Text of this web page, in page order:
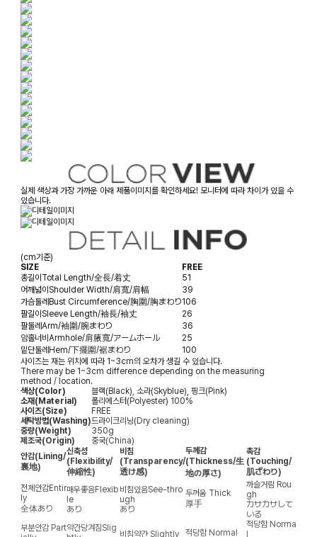
실제 색상과 가장 가까운 아래 제품이미지를 확인하세요! 모니터에 따라 차이가 있을 수
있습니다.
(cm기준)
SIZE
FREE
총길이Total Length/全長/着丈
51
어깨넓이Shoulder Width/肩寬/肩幅
39
가슴둘레Bust Circumference/胸圍/胸まわり106
팔길이Sleeve Length/袖長/袖丈
26
팔둘레Arm/袖圍/腕まわり
36
암홀너비Armhole/肩腋寬/アームホール
25
밑단둘레Hem/下擺圍/裾まわり
100
사이즈는 재는 위치에 따라 1~3cm의 오차가 생길 수 있습니다.
There may be 1~3cm difference depending on the measuring
method / location.
색상(Color)
블랙(Black), 소라(Skyblue), 핑크(Pink)
소재(Material)
폴리에스터(Polyester) 100%
사이즈(Size)
FREE
세탁방법(Washing)드라이크리닝(Dry cleaning)
중량(Weight)
350g
제조국(Origin)
중국(China)
안감(Lining/
裏地)
신축성
(Flexibility/
伸縮性)
비침
(Transparency/
透け感)
두께감
(Thickness/生
地の厚さ)
촉감
(Touching/
肌ざわり)
전체안감Entir
ly
全体あり
매우좋음Flexib
le
あり
비침있음See-thro
ugh
あり
두꺼움 Thick
厚手
까슬거림 Rou
gh
カサカサして
いる
부분안감 Part약간당겨짐Slig
비침약간 Slightly 적당함 Normal
적당함 Norma
l